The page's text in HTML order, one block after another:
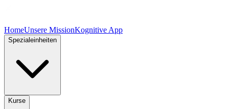
HomeUnsere MissionKognitive App
Spezialeinheiten
Kurse